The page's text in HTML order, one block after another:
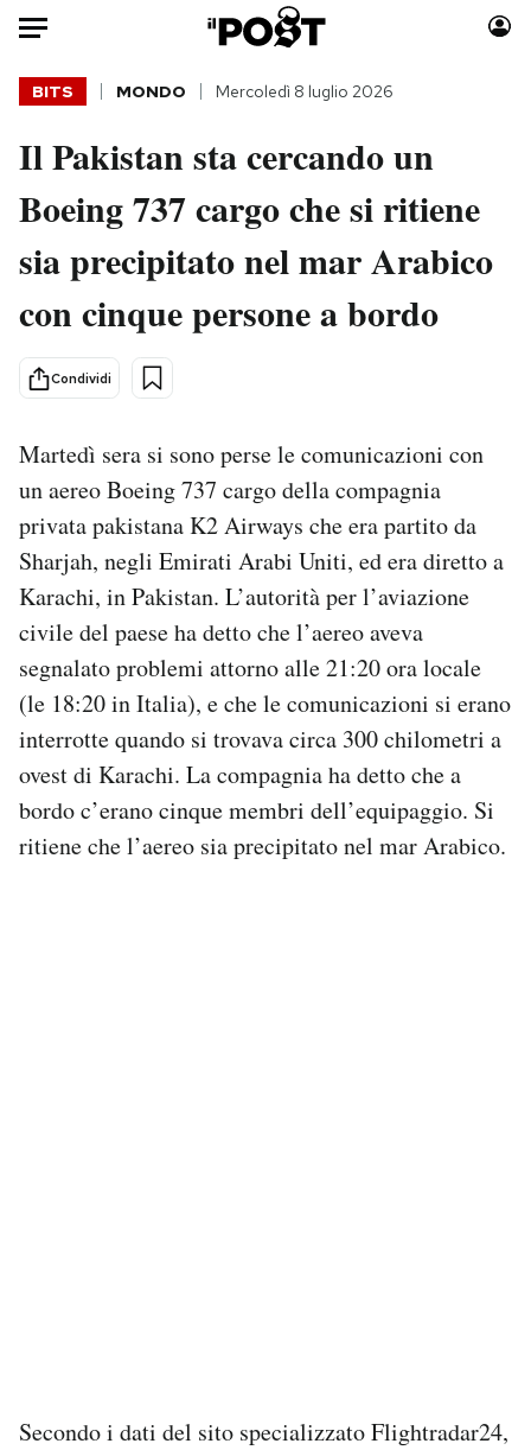
Auto
HOME
Italia
Mondo
Politica
Tecnologia
Scienza
Cultura
Moda
Consumismi
Storie/Idee
PODCAST
NEWSLETTER
I MIEI PREFERITI
SHOP
BITS MONDO Mercoledì 8 luglio 2026
Il Pakistan sta cercando un
Boeing 737 cargo che si ritiene
sia precipitato nel mar Arabico
con cinque persone a bordo
Condividi
Martedì sera si sono perse le comunicazioni con
un aereo Boeing 737 cargo della compagnia
privata pakistana K2 Airways che era partito da
Sharjah, negli Emirati Arabi Uniti, ed era diretto a
Karachi, in Pakistan. L’autorità per l’aviazione
civile del paese ha detto che l’aereo aveva
segnalato problemi attorno alle 21:20 ora locale
(le 18:20 in Italia), e che le comunicazioni si erano
interrotte quando si trovava circa 300 chilometri a
ovest di Karachi. La compagnia ha detto che a
bordo c’erano cinque membri dell’equipaggio. Si
ritiene che l’aereo sia precipitato nel mar Arabico.
Secondo i dati del sito specializzato Flightradar24,